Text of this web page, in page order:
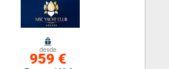
desde
959 €